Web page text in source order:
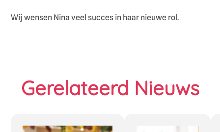
Wij wensen Nina veel succes in haar nieuwe rol.
Gerelateerd Nieuws